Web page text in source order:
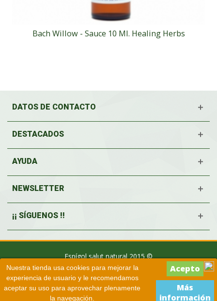
Nuestra tienda usa cookies para mejorar la
experiencia de usuario y le recomendamos
aceptar su uso para aprovechar plenamente
la navegación.
Más
información
Bach Willow - Sauce 10 Ml. Healing Herbs
DATOS DE CONTACTO
DESTACADOS
AYUDA
NEWSLETTER
¡¡ SÍGUENOS !!
Espígol salut natural 2015 ©